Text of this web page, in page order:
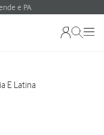
e PA
E Latina